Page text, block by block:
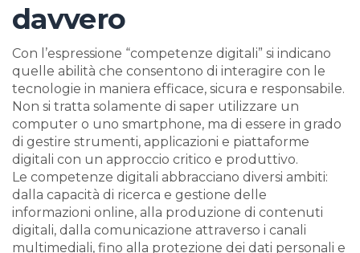
davvero
Con l’espressione “competenze digitali” si indicano
quelle abilità che consentono di interagire con le
tecnologie in maniera efficace, sicura e responsabile.
Non si tratta solamente di saper utilizzare un
computer o uno smartphone, ma di essere in grado
di gestire strumenti, applicazioni e piattaforme
digitali con un approccio critico e produttivo.
Le competenze digitali abbracciano diversi ambiti:
dalla capacità di ricerca e gestione delle
informazioni online, alla produzione di contenuti
digitali, dalla comunicazione attraverso i canali
multimediali, fino alla protezione dei dati personali e